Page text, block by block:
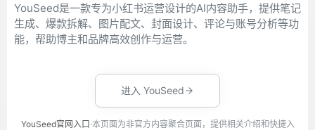
YouSeed是一款专为小红书运营设计的AI内容助手，提供笔记
生成、爆款拆解、图片配文、封面设计、评论与账号分析等功
能，帮助博主和品牌高效创作与运营。
进入 YouSeed
YouSeed官网入口 ·本页面为非官方内容聚合页面，提供相关介绍和快捷入